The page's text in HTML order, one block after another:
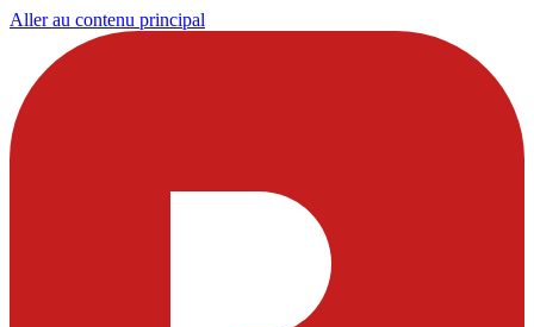
Aller au contenu principal